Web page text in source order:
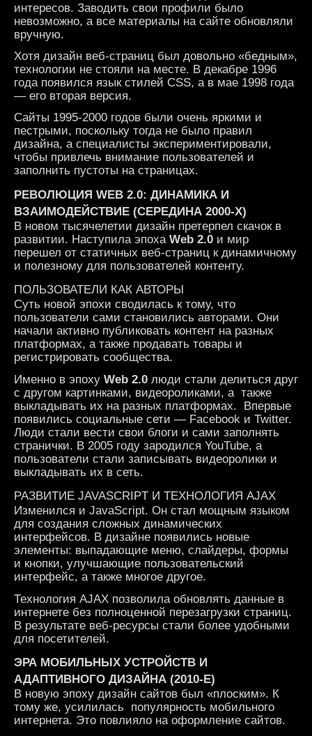
интересов. Заводить свои профили было
невозможно, а все материалы на сайте обновляли
вручную.
Хотя дизайн веб-страниц был довольно «бедным»,
технологии не стояли на месте. В декабре 1996
года появился язык стилей СSS, а в мае 1998 года
— его вторая версия.
Сайты 1995-2000 годов были очень яркими и
пестрыми, поскольку тогда не было правил
дизайна, а специалисты экспериментировали,
чтобы привлечь внимание пользователей и
заполнить пустоты на страницах.
РЕВОЛЮЦИЯ WEB 2.0: ДИНАМИКА И
ВЗАИМОДЕЙСТВИЕ (СЕРЕДИНА 2000-Х)
В новом тысячелетии дизайн претерпел скачок в
развитии. Наступила эпоха Web 2.0 и мир
перешел от статичных веб-страниц к динамичному
и полезному для пользователей контенту.
ПОЛЬЗОВАТЕЛИ КАК АВТОРЫ
Суть новой эпохи сводилась к тому, что
пользователи сами становились авторами. Они
начали активно публиковать контент на разных
платформах, а также продавать товары и
регистрировать сообщества.
Именно в эпоху Web 2.0 люди стали делиться друг
с другом картинками, видеороликами, а также
выкладывать их на разных платформах. Впервые
появились социальные сети — Facebook и Twitter.
Люди стали вести свои блоги и сами заполнять
странички. В 2005 году зародился YouTube, а
пользователи стали записывать видеоролики и
выкладывать их в сеть.
РАЗВИТИЕ JAVASCRIPT И ТЕХНОЛОГИЯ AJAX
Изменился и JavaScript. Он стал мощным языком
для создания сложных динамических
интерфейсов. В дизайне появились новые
элементы: выпадающие меню, слайдеры, формы
и кнопки, улучшающие пользовательский
интерфейс, а также многое другое.
Технология AJAX позволила обновлять данные в
интернете без полноценной перезагрузки страниц.
В результате веб-ресурсы стали более удобными
для посетителей.
ЭРА МОБИЛЬНЫХ УСТРОЙСТВ И
АДАПТИВНОГО ДИЗАЙНА (2010-Е)
В новую эпоху дизайн сайтов был «плоским». К
тому же, усилилась популярность мобильного
интернета. Это повлияло на оформление сайтов.